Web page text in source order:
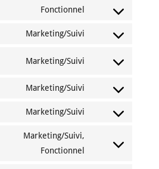
wistia
wordpress
Fonctionnel
Consent
wordfence
Marketing/Suivi
Consent
google-
Marketing/Suivi
Consent
google-
Marketing/Suivi
Consent
google-
Marketing/Suivi
Consent
service
Marketing/Suivi,
Fonctionnel
Consent